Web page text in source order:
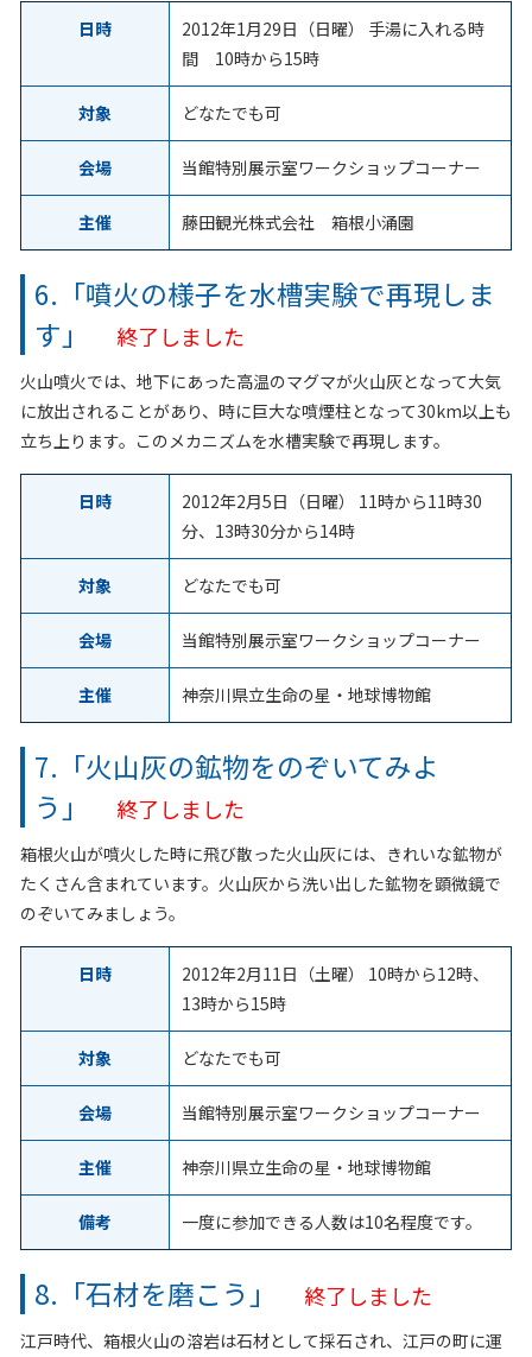
日時
2012年1月29日（日曜） 手湯に入れる時
間 10時から15時
対象 どなたでも可
会場 当館特別展示室ワークショップコーナー
主催 藤田観光株式会社 箱根小涌園
6.「噴火の様子を水槽実験で再現しま
す」
終了しました
火山噴火では、地下にあった高温のマグマが火山灰となって大気
に放出されることがあり、時に巨大な噴煙柱となって30km以上も
立ち上ります。このメカニズムを水槽実験で再現します。
日時
2012年2月5日（日曜） 11時から11時30
分、13時30分から14時
対象 どなたでも可
会場 当館特別展示室ワークショップコーナー
主催 神奈川県立生命の星・地球博物館
7.「火山灰の鉱物をのぞいてみよ
う」
終了しました
箱根火山が噴火した時に飛び散った火山灰には、きれいな鉱物が
たくさん含まれています。火山灰から洗い出した鉱物を顕微鏡で
のぞいてみましょう。
日時
2012年2月11日（土曜） 10時から12時、
13時から15時
対象 どなたでも可
会場 当館特別展示室ワークショップコーナー
主催 神奈川県立生命の星・地球博物館
備考 一度に参加できる人数は10名程度です。
8.「石材を磨こう」 終了しました
江戸時代、箱根火山の溶岩は石材として採石され、江戸の町に運